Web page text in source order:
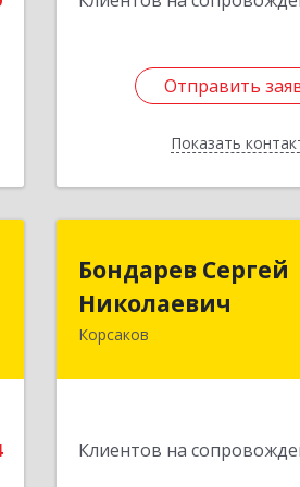
Отправить
Показать
Отправить
Назад
Бондарев Сергей
Николаевич
Корсаков
Клиентов на